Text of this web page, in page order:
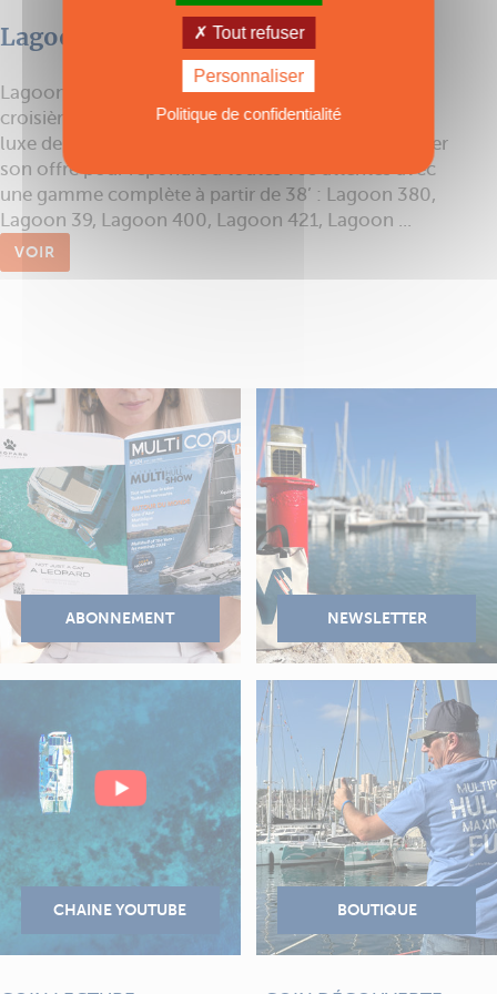
Lagoon Catamarans
Lagoon est leader mondial des catamarans de
croisière à voile. Constructeur de catamarans de
luxe depuis 1984, le chantier ne cesse de développer
son offre pour répondre à toutes vos attentes avec
une gamme complète à partir de 38’ : Lagoon 380,
Lagoon 39, Lagoon 400, Lagoon 421, Lagoon ...
VOIR
Tout refuser
Personnaliser
Politique de confidentialité